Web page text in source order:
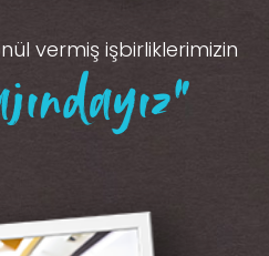
vermiş işbirliklerimizin